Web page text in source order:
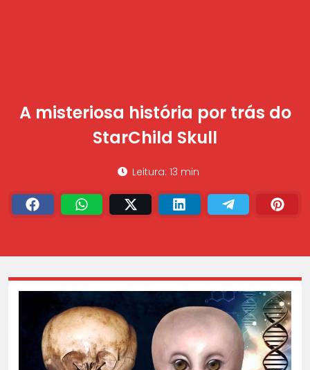
A misteriosa história por trás do
StarChild Skull
Leitura: 13 min